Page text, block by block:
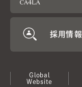
採用情報
Global
Website